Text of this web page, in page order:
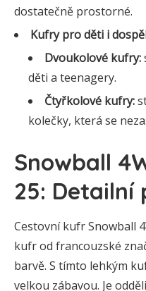
dostatečně prostorné.
Kufry pro děti i
Dvoukolové kufry:
děti a teenagery.
Čtyřkolové kufry:
kolečky, která se
Snowball
25: Detailní
Cestovní kufr Snowball
kufr od francouzské
barvě. S tímto lehkým
velkou zábavou. Je